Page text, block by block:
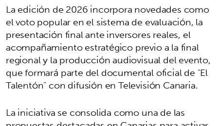
La edición de 2026 incorpora novedades como
el voto popular en el sistema de evaluación, la
presentación final ante inversores reales, el
acompañamiento estratégico previo a la final
regional y la producción audiovisual del evento,
que formará parte del documental oficial de "El
Talentón" con difusión en Televisión Canaria.
La iniciativa se consolida como una de las